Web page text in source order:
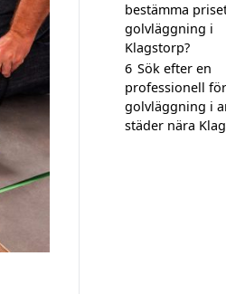
bestämma
golvläggning i
Klagstorp?
6 Sök efter en
professionell för
golvläggning i
städer nära